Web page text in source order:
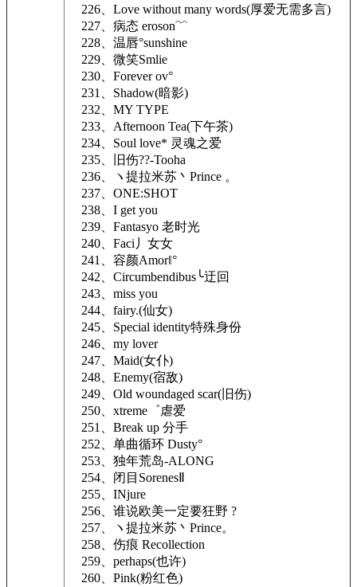
226、Love without many words(厚爱无需多言)
227、病态 eroson﹌
228、温唇°sunshine
229、微笑Smlie
230、Forever ov°
231、Shadow(暗影)
232、MY TYPE
233、Afternoon Tea(下午茶)
234、Soul love* 灵魂之爱
235、旧伤??-Tooha
236、ヽ提拉米苏丶Prince 。
237、ONE:SHOT
238、I get you
239、Fantasyo 老时光
240、Faci丿女女
241、容颜Amor‖°
242、Circumbendibus╰迂回
243、miss you
244、fairy.(仙女)
245、Special identity特殊身份
246、my lover
247、Maid(女仆)
248、Enemy(宿敌)
249、Old woundaged scar(旧伤)
250、xtreme゜虐爱
251、Break up 分手
252、单曲循环 Dusty°
253、独年荒岛-ALONG
254、闭目SorenesⅡ
255、INjure
256、谁说欧美一定要狂野 ?
257、ヽ提拉米苏丶Prince。
258、伤痕 Recollection
259、perhaps(也许)
260、Pink(粉红色)